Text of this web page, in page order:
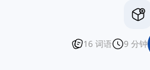
16 词语 9 分钟